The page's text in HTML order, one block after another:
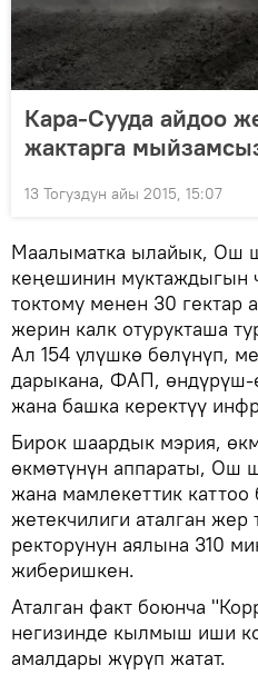
Кара-Сууда айдоо
жактарга
13 Тогуздун айы 2015, 15:07
Маалыматка ылайык, Ош
кеңешинин муктаждыгын
токтому менен 30 гектар
жерин калк отурукташа
Ал 154 үлүшкө бөлүнүп,
дарыкана, ФАП, өндүрүш-
жана башка керектүү
Бирок шаардык мэрия,
өкмөтүнүн аппараты, Ош
жана мамлекеттик
жетекчилиги аталган
ректорунун аялына 310
жиберишкен.
Аталган факт боюнча
негизинде кылмыш иши
амалдары жүрүп жатат.